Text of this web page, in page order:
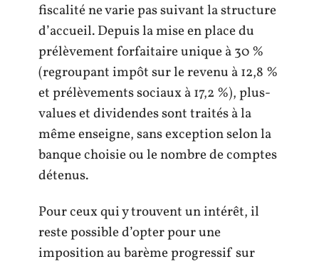
fiscalité ne varie pas suivant la structure
d’accueil. Depuis la mise en place du
prélèvement forfaitaire unique à 30 %
(regroupant impôt sur le revenu à 12,8 %
et prélèvements sociaux à 17,2 %), plus-
values et dividendes sont traités à la
même enseigne, sans exception selon la
banque choisie ou le nombre de comptes
détenus.
Pour ceux qui y trouvent un intérêt, il
reste possible d’opter pour une
imposition au barème progressif sur